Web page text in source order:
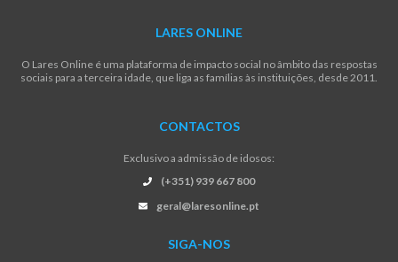
LARES ONLINE
O Lares Online é uma plataforma de impacto social no âmbito das respostas
sociais para a terceira idade, que liga as famílias às instituições, desde 2011.
CONTACTOS
Exclusivo a admissão de idosos:
(+351) 939 667 800
geral@laresonline.pt
SIGA-NOS